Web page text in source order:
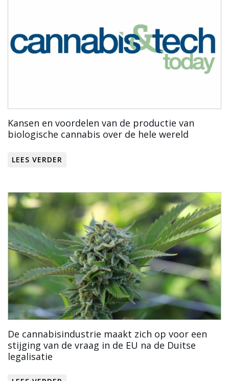
Kansen en voordelen van de productie van
biologische cannabis over de hele wereld
LEES VERDER
De cannabisindustrie maakt zich op voor een
stijging van de vraag in de EU na de Duitse
legalisatie